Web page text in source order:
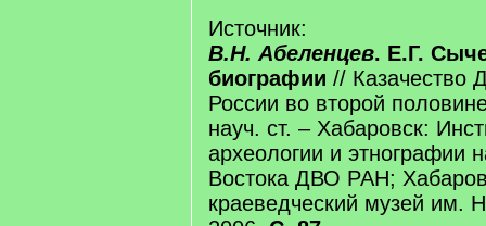
Источник:
В.Н. Абеленцев. Е.Г.
биографии // Казачество
России во второй
науч. ст. – Хабаровск:
археологии и этнографии
Востока ДВО РАН;
краеведческий музей им.